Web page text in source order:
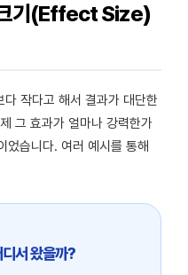
크기(Effect Size)
작다고 해서 결과가 대단한
그 효과가 얼마나 강력한가
었습니다. 여러 예시를 통해
서 왔을까?